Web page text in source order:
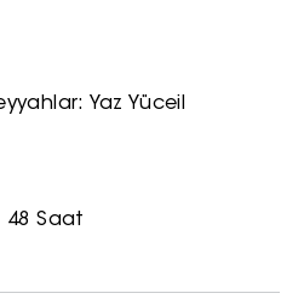
Yaz Yüceil
48 Saat